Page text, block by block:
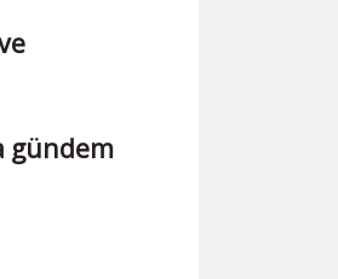
gündem